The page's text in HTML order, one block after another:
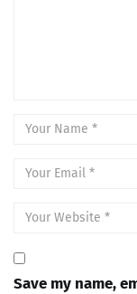
Save my name,